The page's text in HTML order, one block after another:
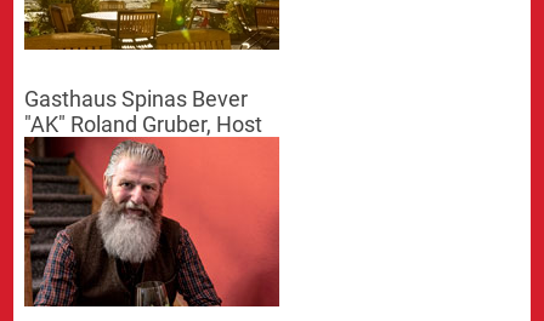
Gasthaus Spinas Bever
"AK" Roland Gruber, Host